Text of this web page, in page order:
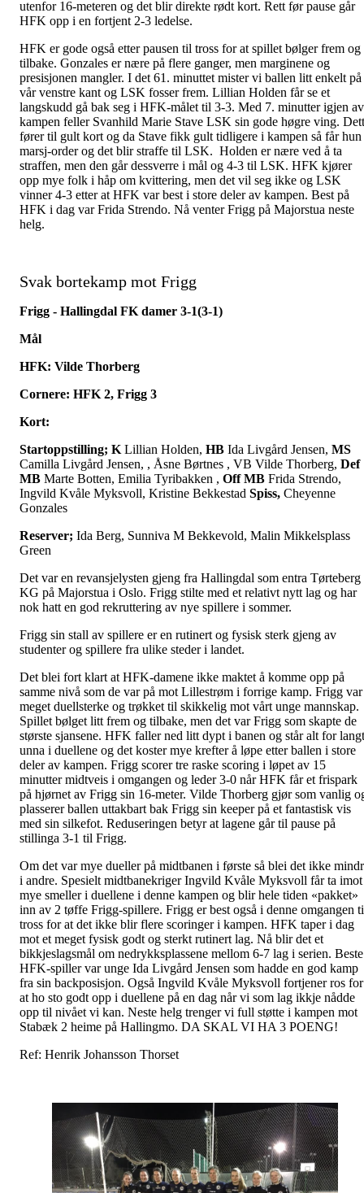
utenfor 16-meteren og det blir direkte rødt kort. Rett før pause går
HFK opp i en fortjent 2-3 ledelse.
HFK er gode også etter pausen til tross for at spillet bølger frem og
tilbake. Gonzales er nære på flere ganger, men marginene og
presisjonen mangler. I det 61. minuttet mister vi ballen litt enkelt på
vår venstre kant og LSK fosser frem. Lillian Holden får se et
langskudd gå bak seg i HFK-målet til 3-3. Med 7. minutter igjen av
kampen feller Svanhild Marie Stave LSK sin gode høgre ving.
fører til gult kort og da Stave fikk gult tidligere i kampen så får hun
marsj-order og det blir straffe til LSK. Holden er nære ved å ta
straffen, men den går dessverre i mål og 4-3 til LSK. HFK kjører
opp mye folk i håp om kvittering, men det vil seg ikke og LSK
vinner 4-3 etter at HFK var best i store deler av kampen. Best på
HFK i dag var Frida Strendo. Nå venter Frigg på Majorstua neste
helg.
Svak bortekamp mot Frigg
Frigg - Hallingdal FK damer 3-1(3-1)
Mål
HFK: Vilde Thorberg
Cornere: HFK 2, Frigg 3
Kort:
Startoppstilling; K Lillian Holden, HB Ida Livgård Jensen, MS
Camilla Livgård Jensen, , Åsne Børtnes , VB Vilde Thorberg, Def
MB Marte Botten, Emilia Tyribakken , Off MB Frida Strendo,
Ingvild Kvåle Myksvoll, Kristine Bekkestad Spiss, Cheyenne
Gonzales
Reserver; Ida Berg, Sunniva M Bekkevold, Malin Mikkelsplass
Green
Det var en revansjelysten gjeng fra Hallingdal som entra Tørteberg
KG på Majorstua i Oslo. Frigg stilte med et relativt nytt lag og har
nok hatt en god rekruttering av nye spillere i sommer.
Frigg sin stall av spillere er en rutinert og fysisk sterk gjeng av
studenter og spillere fra ulike steder i landet.
Det blei fort klart at HFK-damene ikke maktet å komme opp på
samme nivå som de var på mot Lillestrøm i forrige kamp. Frigg var
meget duellsterke og trøkket til skikkelig mot vårt unge mannskap.
Spillet bølget litt frem og tilbake, men det var Frigg som skapte de
største sjansene. HFK faller ned litt dypt i banen og står alt for langt
unna i duellene og det koster mye krefter å løpe etter ballen i store
deler av kampen. Frigg scorer tre raske scoring i løpet av 15
minutter midtveis i omgangen og leder 3-0 når HFK får et frispark
på hjørnet av Frigg sin 16-meter. Vilde Thorberg gjør som vanlig
plasserer ballen uttakbart bak Frigg sin keeper på et fantastisk vis
med sin silkefot. Reduseringen betyr at lagene går til pause på
stillinga 3-1 til Frigg.
Om det var mye dueller på midtbanen i første så blei det ikke
i andre. Spesielt midtbanekriger Ingvild Kvåle Myksvoll får ta imot
mye smeller i duellene i denne kampen og blir hele tiden «pakket»
inn av 2 tøffe Frigg-spillere. Frigg er best også i denne omgangen
tross for at det ikke blir flere scoringer i kampen. HFK taper i dag
mot et meget fysisk godt og sterkt rutinert lag. Nå blir det et
bikkjeslagsmål om nedrykksplassene mellom 6-7 lag i serien. Beste
HFK-spiller var unge Ida Livgård Jensen som hadde en god kamp
fra sin backposisjon. Også Ingvild Kvåle Myksvoll fortjener ros for
at ho sto godt opp i duellene på en dag når vi som lag ikkje nådde
opp til nivået vi kan. Neste helg trenger vi full støtte i kampen mot
Stabæk 2 heime på Hallingmo. DA SKAL VI HA 3 POENG!
Ref: Henrik Johansson Thorset